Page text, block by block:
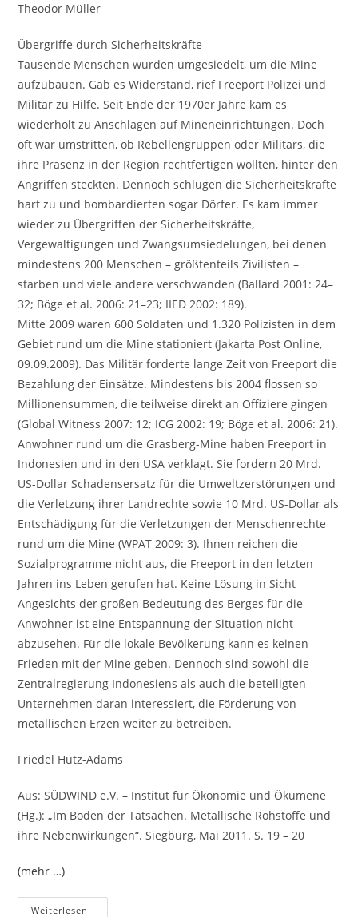
Theodor Müller
Übergriffe durch Sicherheitskräfte
Tausende Menschen wurden umgesiedelt, um die Mine
aufzubauen. Gab es Widerstand, rief Freeport Polizei und
Militär zu Hilfe. Seit Ende der 1970er Jahre kam es
wiederholt zu Anschlägen auf Mineneinrichtungen. Doch
oft war umstritten, ob Rebellengruppen oder Militärs, die
ihre Präsenz in der Region rechtfertigen wollten, hinter den
Angriffen steckten. Dennoch schlugen die Sicherheitskräfte
hart zu und bombardierten sogar Dörfer. Es kam immer
wieder zu Übergriffen der Sicherheitskräfte,
Vergewaltigungen und Zwangsumsiedelungen, bei denen
mindestens 200 Menschen – größtenteils Zivilisten –
starben und viele andere verschwanden (Ballard 2001: 24–
32; Böge et al. 2006: 21–23; IIED 2002: 189).
Mitte 2009 waren 600 Soldaten und 1.320 Polizisten in dem
Gebiet rund um die Mine stationiert (Jakarta Post Online,
09.09.2009). Das Militär forderte lange Zeit von Freeport die
Bezahlung der Einsätze. Mindestens bis 2004 flossen so
Millionensummen, die teilweise direkt an Offiziere gingen
(Global Witness 2007: 12; ICG 2002: 19; Böge et al. 2006: 21).
Anwohner rund um die Grasberg-Mine haben Freeport in
Indonesien und in den USA verklagt. Sie fordern 20 Mrd.
US-Dollar Schadensersatz für die Umweltzerstörungen und
die Verletzung ihrer Landrechte sowie 10 Mrd. US-Dollar als
Entschädigung für die Verletzungen der Menschenrechte
rund um die Mine (WPAT 2009: 3). Ihnen reichen die
Sozialprogramme nicht aus, die Freeport in den letzten
Jahren ins Leben gerufen hat. Keine Lösung in Sicht
Angesichts der großen Bedeutung des Berges für die
Anwohner ist eine Entspannung der Situation nicht
abzusehen. Für die lokale Bevölkerung kann es keinen
Frieden mit der Mine geben. Dennoch sind sowohl die
Zentralregierung Indonesiens als auch die beteiligten
Unternehmen daran interessiert, die Förderung von
metallischen Erzen weiter zu betreiben.
Friedel Hütz-Adams
Aus: SÜDWIND e.V. – Institut für Ökonomie und Ökumene
(Hg.): „Im Boden der Tatsachen. Metallische Rohstoffe und
ihre Nebenwirkungen“. Siegburg, Mai 2011. S. 19 – 20
(mehr …)
Weiterlesen